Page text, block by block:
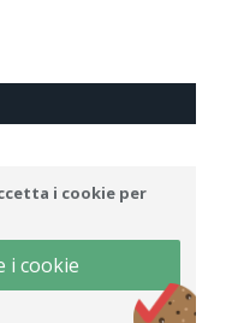
i cookie per
i cookie